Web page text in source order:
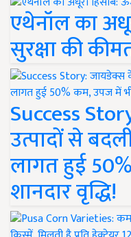
एथेनॉल का
सुरक्षा की
Success
उत्पादों से
लागत हुई
शानदार वृद्धि!